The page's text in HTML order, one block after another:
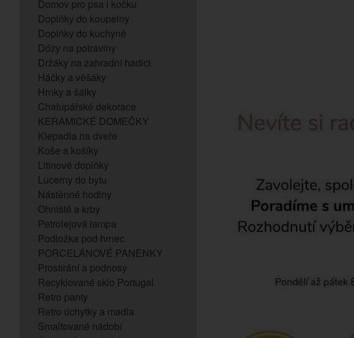
Domov pro psa i kočku
Doplňky do koupelny
Doplňky do kuchyně
Dózy na potraviny
Držáky na zahradní hadici
Háčky a věšáky
Hrnky a šálky
Chalupářské dekorace
KERAMICKÉ DOMEČKY
Klepadla na dveře
Koše a košíky
Litinové doplňky
Lucerny do bytu
Nástěnné hodiny
Ohniště a krby
Petrolejová lampa
Podložka pod hrnec
PORCELÁNOVÉ PANENKY
Prostírání a podnosy
Recyklované sklo Portugal
Retro panty
Retro úchytky a madla
Smaltované nádobí